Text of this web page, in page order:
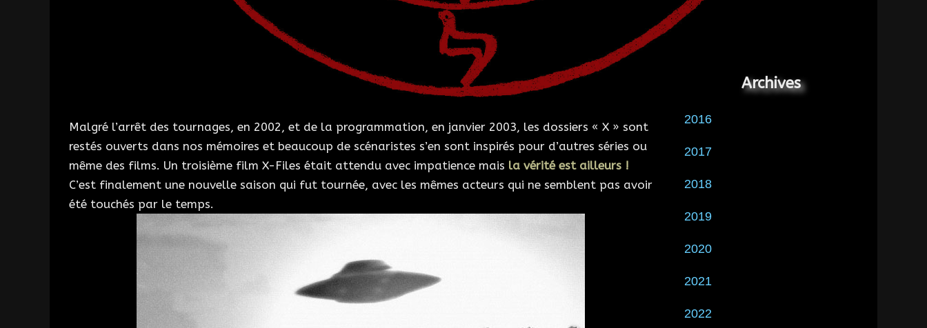
Malgré l’arrêt des tournages, en 2002, et de la programmation, en janvier 2003, les dossiers « X » sont
restés ouverts dans nos mémoires et beaucoup de scénaristes s’en sont inspirés pour d’autres séries ou
même des films. Un troisième film X-Files était attendu avec impatience mais la vérité est ailleurs !
C’est finalement une nouvelle saison qui fut tournée, avec les mêmes acteurs qui ne semblent pas avoir
été touchés par le temps.
Archives
2016
2017
2018
2019
2020
2021
2022